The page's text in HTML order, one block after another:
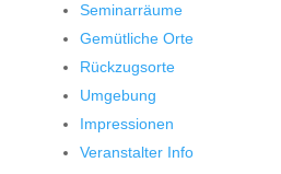
Seminarräume
Gemütliche Orte
Rückzugsorte
Umgebung
Impressionen
Veranstalter Info